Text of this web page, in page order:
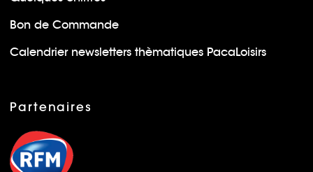
Bon de Commande
Calendrier newsletters thèmatiques PacaLoisirs
Partenaires